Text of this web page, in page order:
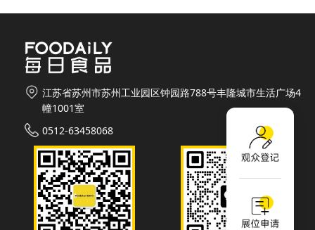
江苏省苏州市苏州工业园区钟园路788号丰隆城市生活广场4
幢1001室
0512-63458068